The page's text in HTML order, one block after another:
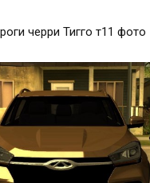
черри Тигго т11 фото